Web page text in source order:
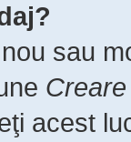
sau
acest